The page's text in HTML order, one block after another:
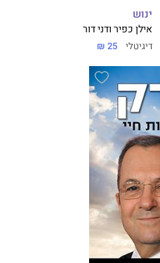
ינוש
אילן כפיר ודני דור
דיגיטלי 25 ₪